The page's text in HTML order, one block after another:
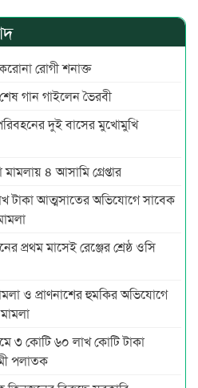
রোগী শনাক্ত
গান গাইলেন ভৈরবী
দুই বাসের মুখোমুখি
৪ আসামি গ্রেপ্তার
টাকা আত্মসাতের অভিযোগে সাবেক
প্রথম মাসেই রেঞ্জের শ্রেষ্ঠ ওসি
ও প্রাণনাশের হুমকির অভিযোগে
৩ কোটি ৬০ লাখ কোটি টাকা
পলাতক